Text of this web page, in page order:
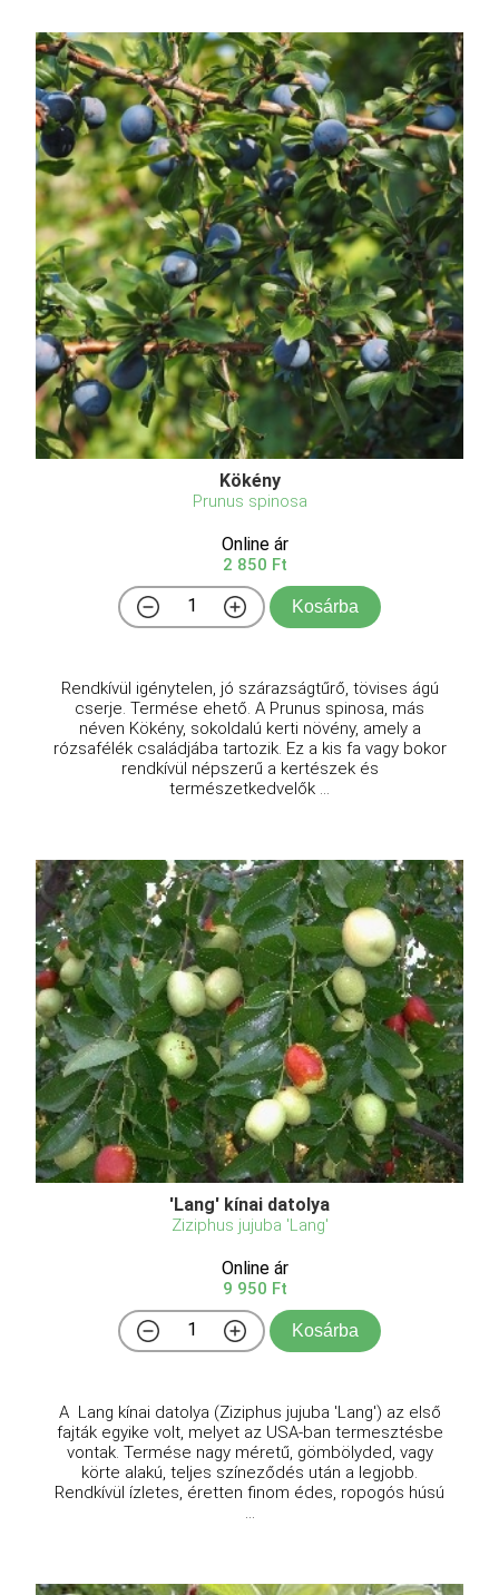
Kökény
Prunus spinosa
Online ár
2 850 Ft
Kosárba
Rendkívül igénytelen, jó szárazságtűrő, tövises ágú
cserje. Termése ehető. A Prunus spinosa, más
néven Kökény, sokoldalú kerti növény, amely a
rózsafélék családjába tartozik. Ez a kis fa vagy bokor
rendkívül népszerű a kertészek és
természetkedvelők ...
'Lang' kínai datolya
Ziziphus jujuba 'Lang'
Online ár
9 950 Ft
Kosárba
A Lang kínai datolya (Ziziphus jujuba 'Lang') az első
fajták egyike volt, melyet az USA-ban termesztésbe
vontak. Termése nagy méretű, gömbölyded, vagy
körte alakú, teljes színeződés után a legjobb.
Rendkívül ízletes, éretten finom édes, ropogós húsú